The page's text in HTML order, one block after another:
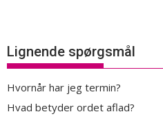
Lignende spørgsmål
Hvornår har jeg termin?
Hvad betyder ordet aflad?